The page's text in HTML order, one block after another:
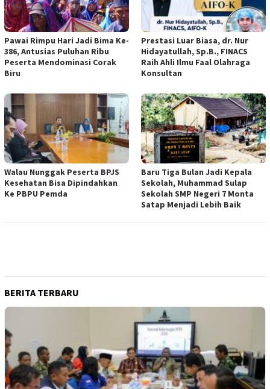
Pawai Rimpu Hari Jadi Bima Ke-
386, Antusias Puluhan Ribu
Peserta Mendominasi Corak
Biru
Prestasi Luar Biasa, dr. Nur
Hidayatullah, Sp.B., FINACS
Raih Ahli Ilmu Faal Olahraga
Konsultan
Walau Nunggak Peserta BPJS
Kesehatan Bisa Dipindahkan
Ke PBPU Pemda
Baru Tiga Bulan Jadi Kepala
Sekolah, Muhammad Sulap
Sekolah SMP Negeri 7 Monta
Satap Menjadi Lebih Baik
BERITA TERBARU